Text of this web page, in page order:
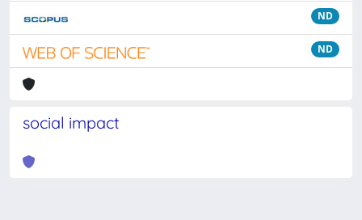
ND
ND
social impact